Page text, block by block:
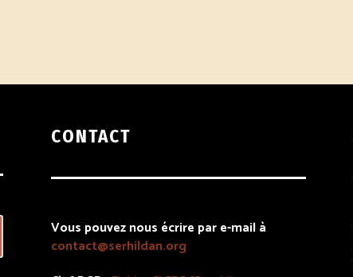
CONTACT
Vous pouvez nous écrire par e-mail à
contact@serhildan.org